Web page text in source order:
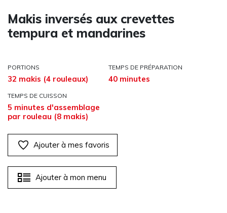
Makis inversés aux crevettes
tempura et mandarines
PORTIONS
32 makis (4 rouleaux)
TEMPS DE PRÉPARATION
40 minutes
TEMPS DE CUISSON
5 minutes d'assemblage
par rouleau (8 makis)
Ajouter à mes favoris
Ajouter à mon menu